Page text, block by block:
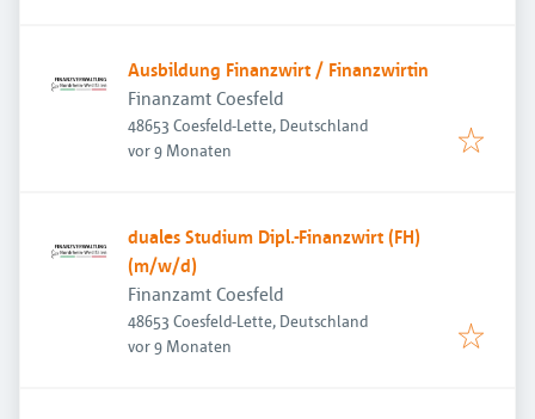
Ausbildung Finanzwirt / Finanzwirtin
Finanzamt Coesfeld
48653 Coesfeld-Lette, Deutschland
Veröffentlicht:
vor 9 Monaten
duales Studium Dipl.-Finanzwirt (FH)
(m/w/d)
Finanzamt Coesfeld
48653 Coesfeld-Lette, Deutschland
Veröffentlicht:
vor 9 Monaten